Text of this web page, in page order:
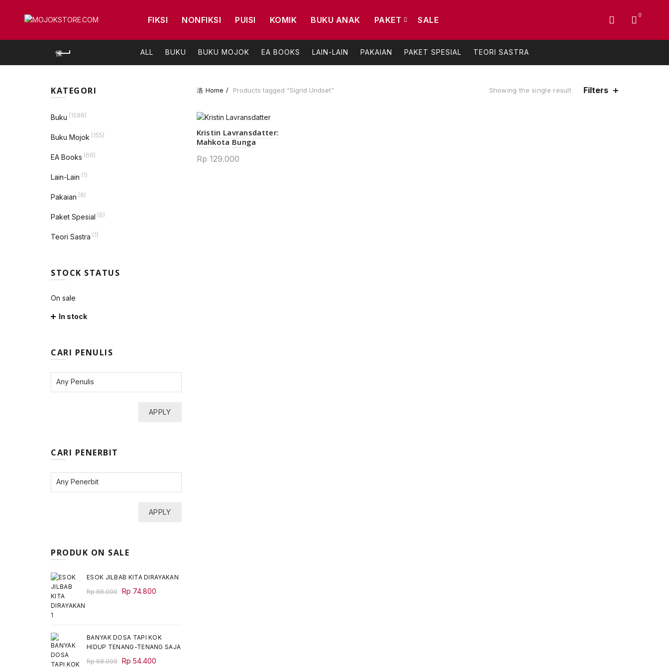
FIKSI NONFIKSI PUISI KOMIK BUKU ANAK PAKET SALE 0
ALL BUKU BUKU MOJOK EA BOOKS LAIN-LAIN PAKAIAN PAKET SPESIAL TEORI SASTRA
Home Products tagged “Sigrid Undset” Showing the single result Filters
Kristin Lavransdatter:
Mahkota Bunga
Rp 129.000
KATEGORI
Buku (1588)
Buku Mojok (155)
EA Books (69)
Lain-Lain (1)
Pakaian (8)
Paket Spesial (6)
Teori Sastra (1)
STOCK STATUS
On sale
In stock
CARI PENULIS
APPLY
CARI PENERBIT
APPLY
PRODUK ON SALE
ESOK JILBAB KITA DIRAYAKAN
Rp88.000 Original
Rp 74.800
BANYAK DOSA TAPI KOK
HIDUP TENANG-TENANG SAJA
Rp68.000 Original
Rp 54.400